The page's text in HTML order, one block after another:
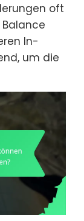
oft
In-
um die